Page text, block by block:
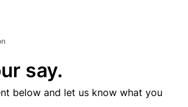
say.
below and let us know what you